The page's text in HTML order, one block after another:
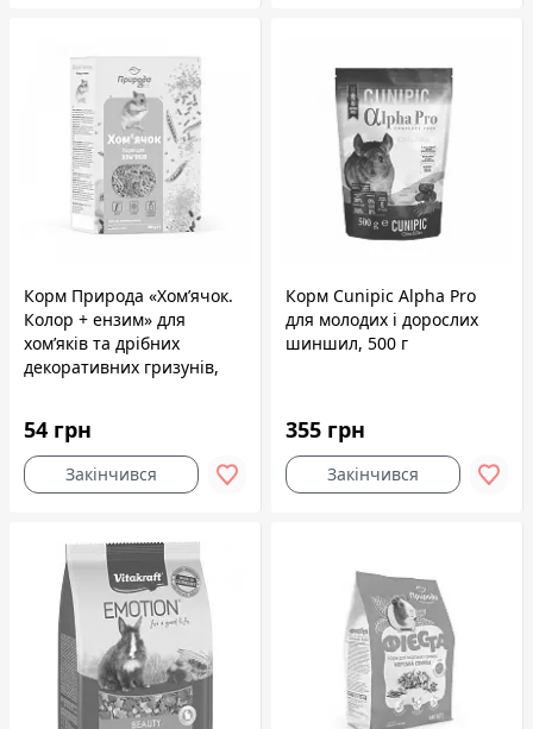
Корм Природа «Хом’ячок.
Колор + ензим» для
хом’яків та дрібних
декоративних гризунів,
54 грн
Закінчився
Корм Cunipic Alpha Pro
для молодих і дорослих
шиншил, 500 г
355 грн
Закінчився